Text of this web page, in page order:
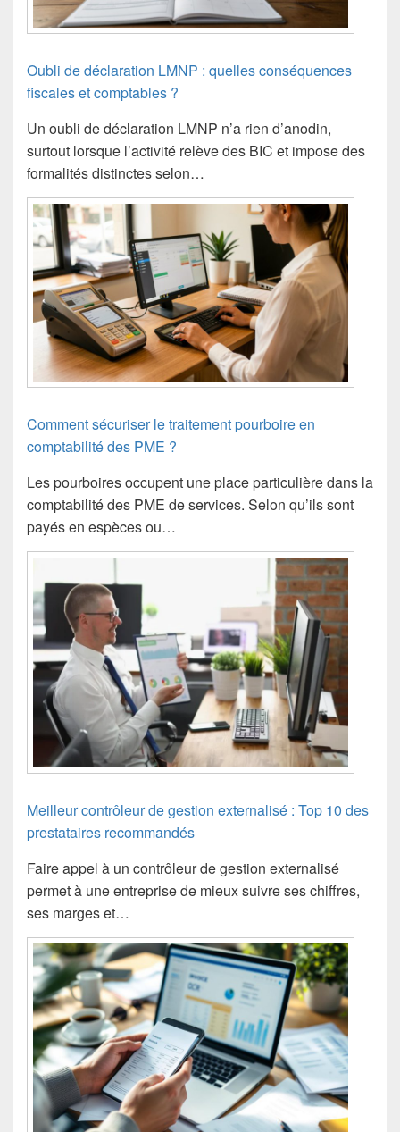
Oubli de déclaration LMNP : quelles conséquences
fiscales et comptables ?
Un oubli de déclaration LMNP n’a rien d’anodin,
surtout lorsque l’activité relève des BIC et impose des
formalités distinctes selon…
Comment sécuriser le traitement pourboire en
comptabilité des PME ?
Les pourboires occupent une place particulière dans la
comptabilité des PME de services. Selon qu’ils sont
payés en espèces ou…
Meilleur contrôleur de gestion externalisé : Top 10 des
prestataires recommandés
Faire appel à un contrôleur de gestion externalisé
permet à une entreprise de mieux suivre ses chiffres,
ses marges et…